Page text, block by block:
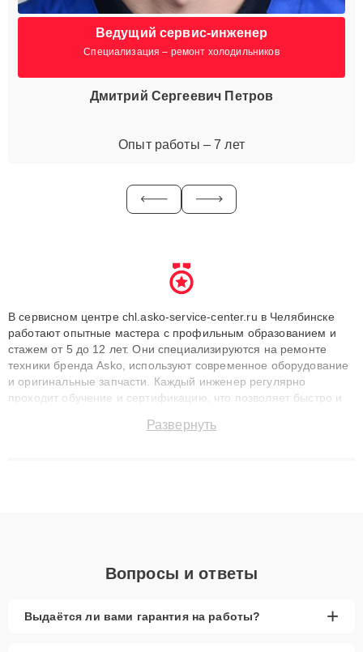
Ведущий сервис-инженер
Специализация – ремонт холодильников
Дмитрий Сергеевич Петров
Опыт работы – 7 лет
В сервисном центре chl.asko-service-center.ru в Челябинске
работают опытные мастера с профильным образованием и
стажем от 5 до 12 лет. Они специализируются на ремонте
техники бренда Asko, используют современное оборудование
и оригинальные запчасти. Каждый инженер регулярно
проходит обучение и сертификацию, что позволяет быстро и
сохранением гарантии до 3 лет. Наши мастера решают
Развернуть
Вопросы и ответы
Выдаётся ли вами гарантия на работы? +